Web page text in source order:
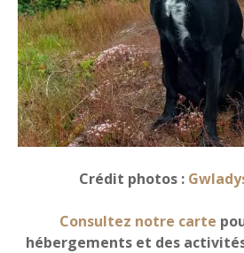
Crédit photos :
Consultez notre carte
hébergements et des